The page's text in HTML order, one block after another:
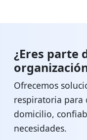
¿Eres parte
Ofrecemos
respiratoria para
domicilio,
necesidades.